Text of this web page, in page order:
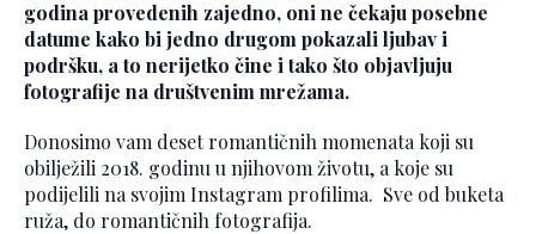
godina provedenih zajedno, oni ne čekaju posebne
datume kako bi jedno drugom pokazali ljubav i
podršku, a to nerijetko čine i tako što objavljuju
fotografije na društvenim mrežama.
Donosimo vam deset romantičnih momenata koji su
obilježili 2018. godinu u njihovom životu, a koje su
podijelili na svojim Instagram profilima. Sve od buketa
ruža, do romantičnih fotografija.